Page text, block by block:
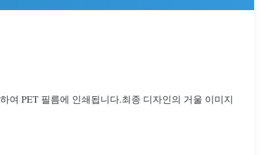
여 PET 필름에 인쇄됩니다.최종 디자인의 거울 이미지